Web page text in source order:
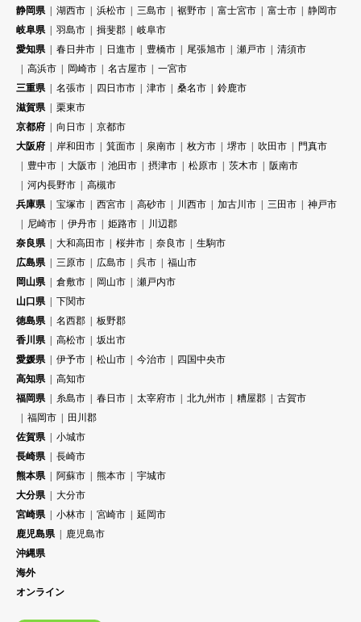
静岡県
湖西市 浜松市 三島市 裾野市 富士宮市 富士市
静岡市
岐阜県
羽島市 揖斐郡
岐阜市
愛知県
春日井市 日進市 豊橋市 尾張旭市 瀬戸市
清須市
高浜市
岡崎市 名古屋市
一宮市
三重県
名張市 四日市市 津市 桑名市
鈴鹿市
滋賀県
栗東市
京都府
向日市
京都市
大阪府
岸和田市 箕面市 泉南市 枚方市 堺市 吹田市
門真市
豊中市
大阪市 池田市 摂津市 松原市 茨木市
阪南市
河内長野市
高槻市
兵庫県
宝塚市 西宮市 高砂市 川西市 加古川市 三田市
神戸市
尼崎市
伊丹市 姫路市
川辺郡
奈良県
大和高田市 桜井市 奈良市
生駒市
広島県
三原市 広島市 呉市
福山市
岡山県
倉敷市 岡山市
瀬戸内市
山口県
下関市
徳島県
名西郡
板野郡
香川県
高松市
坂出市
愛媛県
伊予市 松山市 今治市
四国中央市
高知県
高知市
福岡県
糸島市 春日市 太宰府市 北九州市 糟屋郡
古賀市
福岡市
田川郡
佐賀県
小城市
長崎県
長崎市
熊本県
阿蘇市 熊本市
宇城市
大分県
大分市
宮崎県
小林市 宮崎市
延岡市
鹿児島県
鹿児島市
沖縄県
海外
オンライン